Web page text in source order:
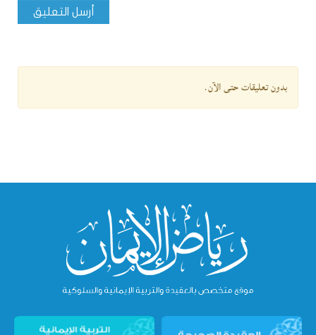
أرسل التعليق
بدون تعليقات حتى الآن.